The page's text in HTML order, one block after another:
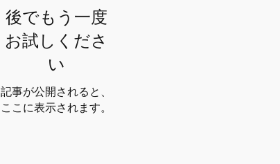
後でもう一度
お試しくださ
い
記事が公開されると、
ここに表示されます。